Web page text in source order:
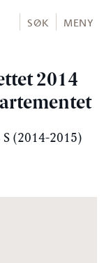
SØK MENY
2014
(2014-2015)